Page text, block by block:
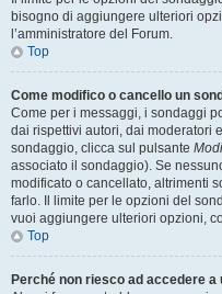
bisogno di aggiungere ulteriori
l’amministratore del Forum.
Top
Come modifico o cancello un
Come per i messaggi, i sondaggi
dai rispettivi autori, dai moderatori
sondaggio, clicca sul pulsante
associato il sondaggio). Se
modificato o cancellato, altrimenti
farlo. Il limite per le opzioni del
vuoi aggiungere ulteriori opzioni,
Top
Perché non riesco ad accedere a